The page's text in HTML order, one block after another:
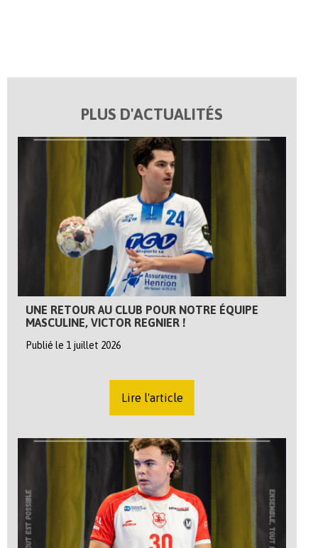
PLUS D'ACTUALITÉS
UNE RETOUR AU CLUB POUR NOTRE ÉQUIPE
MASCULINE, VICTOR REGNIER !
Publié le 1 juillet 2026
Lire l'article